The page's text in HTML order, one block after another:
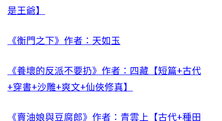
是王爺】
《衡門之下》作者：天如玉
《養壞的反派不要扔》作者：四藏【短篇+古代
+穿書+沙雕+爽文+仙俠修真】
《賣油娘與豆腐郎》作者：青雲上【古代+種田